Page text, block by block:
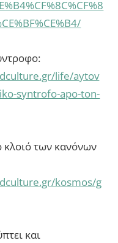
life/aytov
syntrofo-apo-ton-
των κανόνων
kosmos/g
και